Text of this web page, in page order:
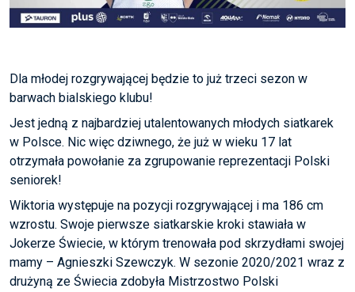
Dla młodej rozgrywającej będzie to już trzeci sezon w
barwach bialskiego klubu!
Jest jedną z najbardziej utalentowanych młodych siatkarek
w Polsce. Nic więc dziwnego, że już w wieku 17 lat
otrzymała powołanie za zgrupowanie reprezentacji Polski
seniorek!
Wiktoria występuje na pozycji rozgrywającej i ma 186 cm
wzrostu. Swoje pierwsze siatkarskie kroki stawiała w
Jokerze Świecie, w którym trenowała pod skrzydłami swojej
mamy – Agnieszki Szewczyk. W sezonie 2020/2021 wraz z
drużyną ze Świecia zdobyła Mistrzostwo Polski